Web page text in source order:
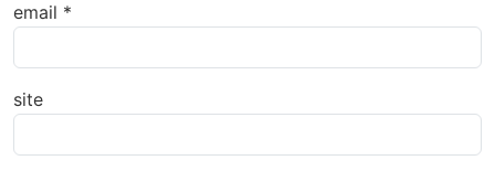
email *
site